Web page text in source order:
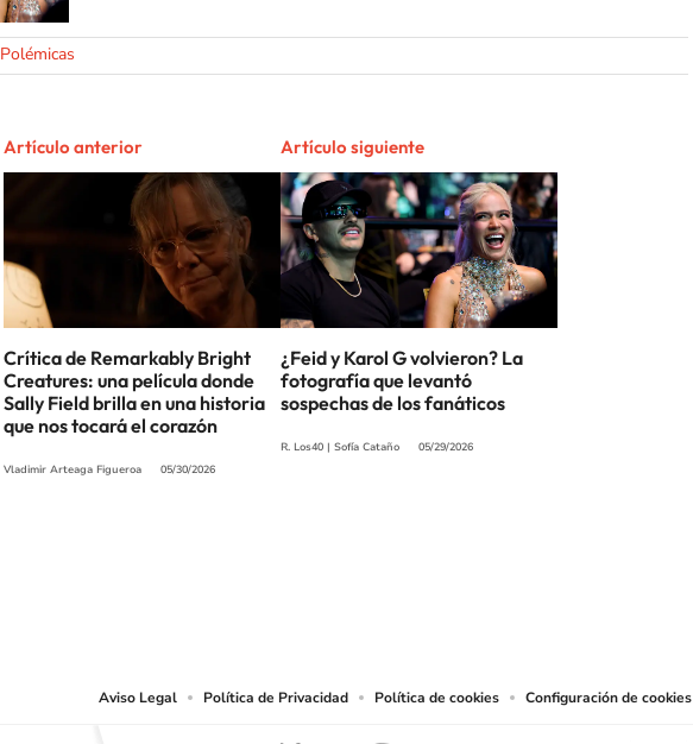
Polémicas
Artículo anterior
Crítica de Remarkably Bright
Creatures: una película donde
Sally Field brilla en una historia
que nos tocará el corazón
Vladimir Arteaga Figueroa 05/30/2026
Artículo siguiente
¿Feid y Karol G volvieron? La
fotografía que levantó
sospechas de los fanáticos
R. Los40 | Sofía Cataño 05/29/2026
Aviso Legal Política de Privacidad Política de cookies Configuración de cookies